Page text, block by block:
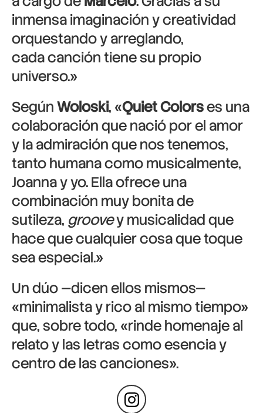
inmensa imaginación y creatividad
orquestando y arreglando,
cada canción tiene su propio
universo.»
SegúnWoloski, «Quiet Colorses una
colaboración que nació por el amor
y la admiración que nos tenemos,
tanto humana como musicalmente,
Joanna y yo. Ella ofrece una
combinación muy bonita de
sutileza, groovey musicalidad que
hace que cualquier cosa que toque
sea especial.»
Un dúo —dicen ellos mismos—
«minimalista y rico al mismo tiempo»
que, sobre todo, «rinde homenaje al
relato y las letras como esencia y
centro de las canciones».